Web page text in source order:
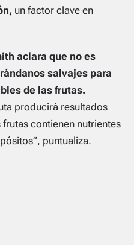
un factor clave en
aclara que no es
salvajes para
de las frutas.
producirá resultados
contienen nutrientes
puntualiza.